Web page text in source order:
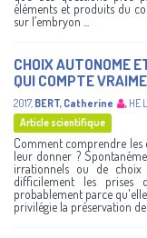
éléments et produits du
sur l’embryon ...
CHOIX AUTONOME
QUI COMPTE
2017, BERT, Catherine , HE
Article scientifique
Comment comprendre les
leur donner ?
irrationnels ou de choix
difficilement les
probablement parce
privilégie la préservation de